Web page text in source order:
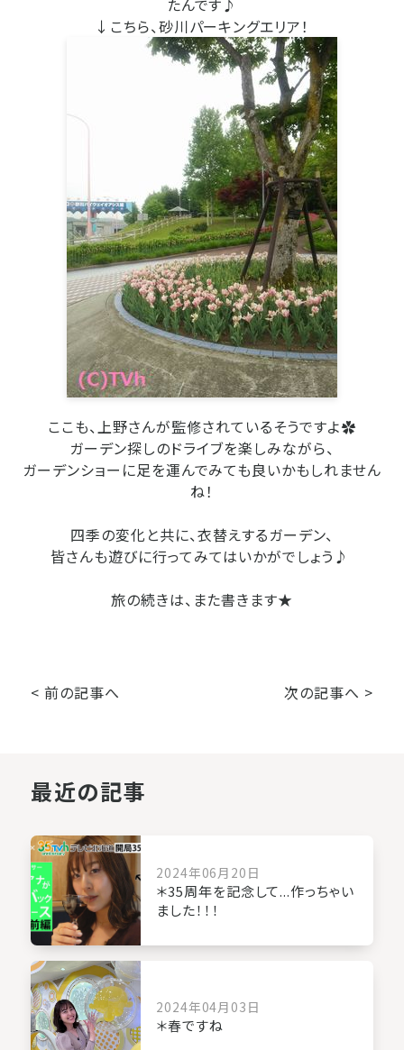
↓こちら、砂川パーキングエリア！
ここも、上野さんが監修されているそうですよ✿
ガーデン探しのドライブを楽しみながら、
ガーデンショーに足を運んでみても良いかもしれません
ね！
四季の変化と共に、衣替えするガーデン、
皆さんも遊びに行ってみてはいかがでしょう♪
旅の続きは、また書きます★
< 前の記事へ 次の記事へ >
最近の記事
2024年06月20日
＊35周年を記念して...作っちゃい
ました！！！
2024年04月03日
＊春ですね